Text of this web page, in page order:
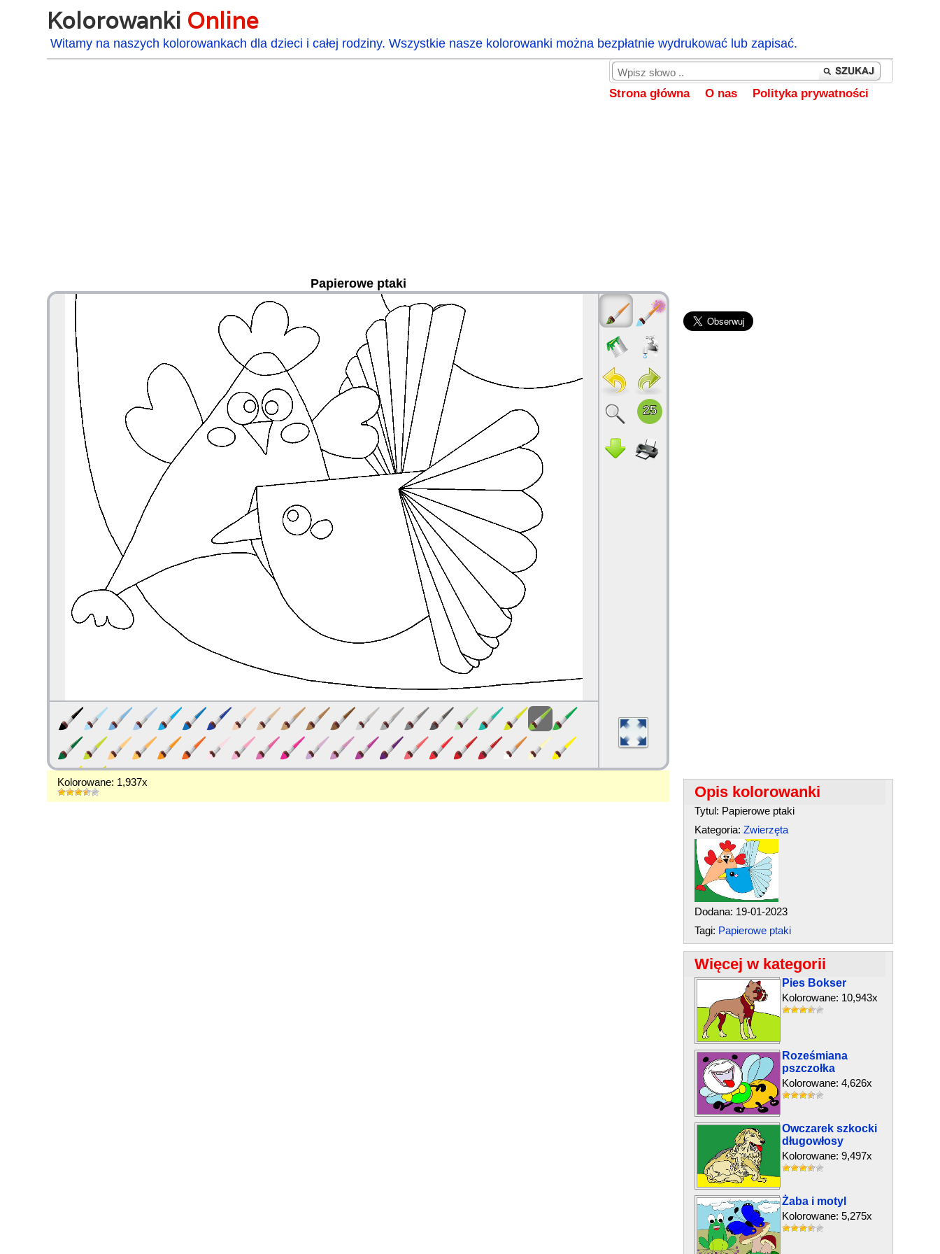
Kolorowanki Online
Witamy na naszych kolorowankach dla dzieci i całej rodziny. Wszystkie nasze kolorowanki można bezpłatnie wydrukować lub zapisać.
Strona główna O nas Polityka prywatności
Papierowe ptaki
Kolorowane: 1,937x
Opis kolorowanki
Tytul: Papierowe ptaki
Kategoria: Zwierzęta
Dodana: 19-01-2023
Tagi: Papierowe ptaki
Więcej w kategorii
Pies Bokser
Kolorowane: 10,943x
Roześmiana
pszczołka
Kolorowane: 4,626x
Owczarek szkocki
długowłosy
Kolorowane: 9,497x
Żaba i motyl
Kolorowane: 5,275x